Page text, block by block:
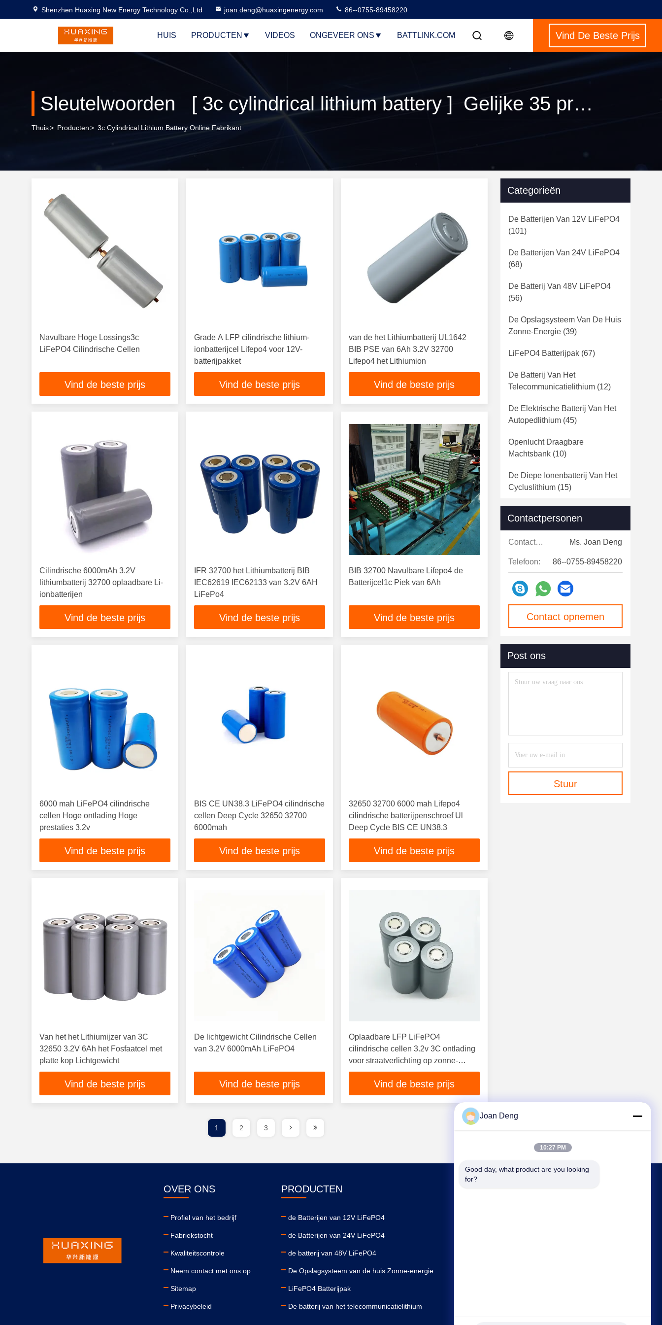
Shenzhen Huaxing New Energy Technology Co.,Ltd joan.deng@huaxingenergy.com 86--0755-89458220
HUIS PRODUCTEN VIDEOS ONGEVEER ONS BATTLINK.COM Vind De Beste Prijs
Sleutelwoorden [ 3c cylindrical lithium battery ] Gelijke 35 producten
Thuis> Producten> 3c Cylindrical Lithium Battery Online Fabrikant
Navulbare Hoge Lossings3c
LiFePO4 Cilindrische Cellen
Vind de beste prijs
Grade A LFP cilindrische lithium-
ionbatterijcel Lifepo4 voor 12V-
batterijpakket
Vind de beste prijs
van de het Lithiumbatterij UL1642
BIB PSE van 6Ah 3.2V 32700
Lifepo4 het Lithiumion
Vind de beste prijs
Cilindrische 6000mAh 3.2V
lithiumbatterij 32700 oplaadbare Li-
ionbatterijen
Vind de beste prijs
IFR 32700 het Lithiumbatterij BIB
IEC62619 IEC62133 van 3.2V 6AH
LiFePo4
Vind de beste prijs
BIB 32700 Navulbare Lifepo4 de
Batterijcel1c Piek van 6Ah
Vind de beste prijs
6000 mah LiFePO4 cilindrische
cellen Hoge ontlading Hoge
prestaties 3.2v
Vind de beste prijs
BIS CE UN38.3 LiFePO4 cilindrische
cellen Deep Cycle 32650 32700
6000mah
Vind de beste prijs
32650 32700 6000 mah Lifepo4
cilindrische batterijpenschroef Ul
Deep Cycle BIS CE UN38.3
Vind de beste prijs
Van het het Lithiumijzer van 3C
32650 3.2V 6Ah het Fosfaatcel met
platte kop Lichtgewicht
Vind de beste prijs
De lichtgewicht Cilindrische Cellen
van 3.2V 6000mAh LiFePO4
Vind de beste prijs
Oplaadbare LFP LiFePO4
cilindrische cellen 3.2v 3C ontlading
voor straatverlichting op zonne-
energie
Vind de beste prijs
Categorieën
De Batterijen Van 12V LiFePO4
(101)
De Batterijen Van 24V LiFePO4
(68)
De Batterij Van 48V LiFePO4
(56)
De Opslagsysteem Van De Huis
Zonne-Energie (39)
LiFePO4 Batterijpak (67)
De Batterij Van Het
Telecommunicatielithium (12)
De Elektrische Batterij Van Het
Autopedlithium (45)
Openlucht Draagbare
Machtsbank (10)
De Diepe Ionenbatterij Van Het
Cycluslithium (15)
De Opslagsysteem Van De
Batterijenergie(33)
Rv-Lithium Ion Battery(11)
LiFePO4 Cilindrische Cellen
Bluetooth-Lithiumbatterij
Contactpersonen
Contactpersonen: Ms. Joan Deng
Telefoon: 86--0755-89458220
Contact opnemen
Post ons
Stuur
1 2 3
OVER ONS
Profiel van het bedrijf
Fabriekstocht
Kwaliteitscontrole
Neem contact met ons op
Sitemap
Privacybeleid
PRODUCTEN
de Batterijen van 12V LiFePO4
de Batterijen van 24V LiFePO4
de batterij van 48V LiFePO4
De Opslagsysteem van de huis Zonne-energie
LiFePO4 Batterijpak
De batterij van het telecommunicatielithium
Joan Deng
10:27 PM
Good day, what product are you looking
for?